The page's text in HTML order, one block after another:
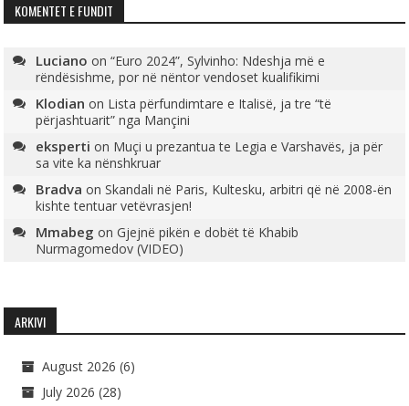
KOMENTET E FUNDIT
Luciano on“Euro 2024”, Sylvinho: Ndeshja më e
rëndësishme, por në nëntor vendoset kualifikimi
Klodian on Lista përfundimtare e Italisë, ja tre “të
përjashtuarit” nga Mançini
eksperti on Muçi u prezantua te Legia e Varshavës, ja për
sa vite ka nënshkruar
Bradva onSkandali në Paris, Kultesku, arbitri që në 2008-ën
kishte tentuar vetëvrasjen!
Mmabeg onGjejnë pikën e dobët të Khabib
Nurmagomedov (VIDEO)
ARKIVI
August 2026 (6)
July 2026 (28)